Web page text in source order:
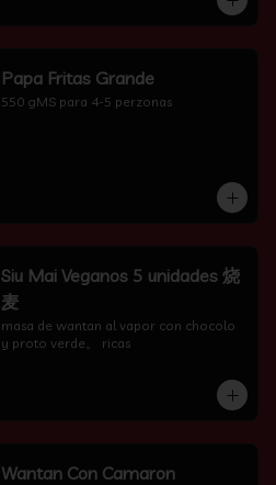
Papa Fritas Grande
550 gMS para 4-5 perzonas
Siu Mai Veganos 5 unidades 烧
麦
masa de wantan al vapor con chocolo
y proto verde。 ricas
Wantan Con Camaron